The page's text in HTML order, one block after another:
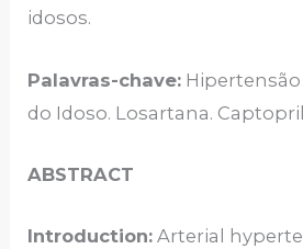
idosos.
Palavras-chave:
do Idoso. Losartana.
ABSTRACT
Introduction: Arterial